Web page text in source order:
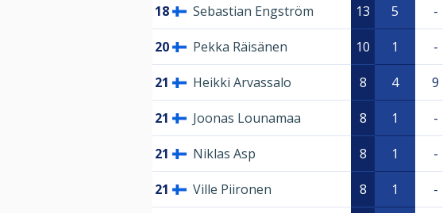
18 Sebastian Engström 13 5 -
20 Pekka Räisänen 10 1 -
21 Heikki Arvassalo 8 4 9
21 Joonas Lounamaa 8 1 -
21 Niklas Asp 8 1 -
21 Ville Piironen 8 1 -